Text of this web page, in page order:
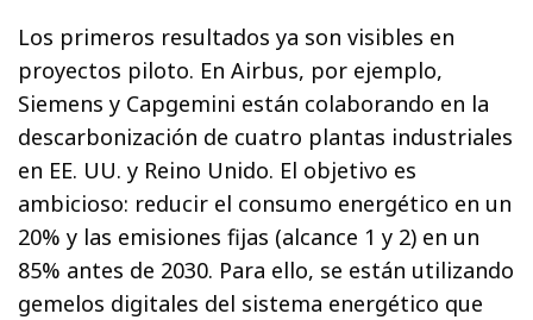
Los primeros resultados ya son visibles en
proyectos piloto. En Airbus, por ejemplo,
Siemens y Capgemini están colaborando en la
descarbonización de cuatro plantas industriales
en EE. UU. y Reino Unido. El objetivo es
ambicioso: reducir el consumo energético en un
20% y las emisiones fijas (alcance 1 y 2) en un
85% antes de 2030. Para ello, se están utilizando
gemelos digitales del sistema energético que